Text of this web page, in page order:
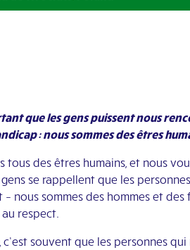
que les gens puissent nous
: nous sommes des êtres
tous des êtres humains, et nous
se rappellent que les
– nous sommes des hommes et
respect.
c’est souvent que les personnes